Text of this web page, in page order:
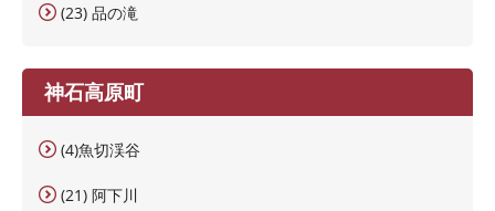
(23) 品の滝
神石高原町
(4)魚切渓谷
(21) 阿下川